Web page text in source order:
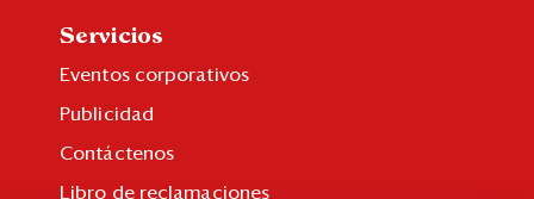
Servicios
Eventos corporativos
Publicidad
Contáctenos
Libro de reclamaciones